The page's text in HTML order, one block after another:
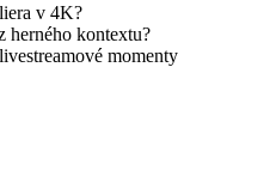
v 4K?
herného kontextu?
momenty